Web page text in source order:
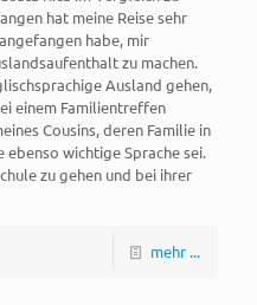
hat meine Reise sehr
habe, mir
zu machen.
Ausland gehen,
einem Familientreffen
Cousins, deren Familie in
ebenso wichtige Sprache sei.
zu gehen und bei ihrer
mehr ...